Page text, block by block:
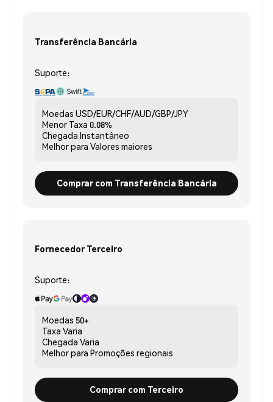
Transferência Bancária
Suporte:
Moedas USD/EUR/CHF/AUD/GBP/JPY
Menor Taxa 0.08%
Chegada Instantâneo
Melhor para Valores maiores
Comprar com Transferência Bancária
Fornecedor Terceiro
Suporte:
Moedas 50+
Taxa Varia
Chegada Varia
Melhor para Promoções regionais
Comprar com Terceiro